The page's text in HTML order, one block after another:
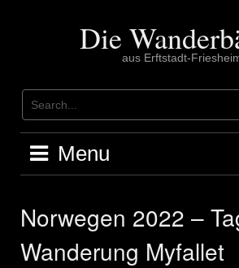
Die
aus Erftstadt-
Menu
Norwegen 2022 –
Wanderung Myfallet